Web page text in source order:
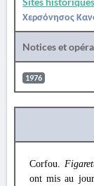
Χερσόνησος
Notices et
1976
Corfou.
ont mis au